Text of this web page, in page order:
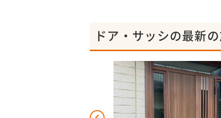
ドア・サッシの最新